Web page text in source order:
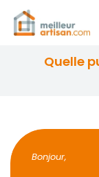
quelle puissance pour l'achat d'un
Bonjour,